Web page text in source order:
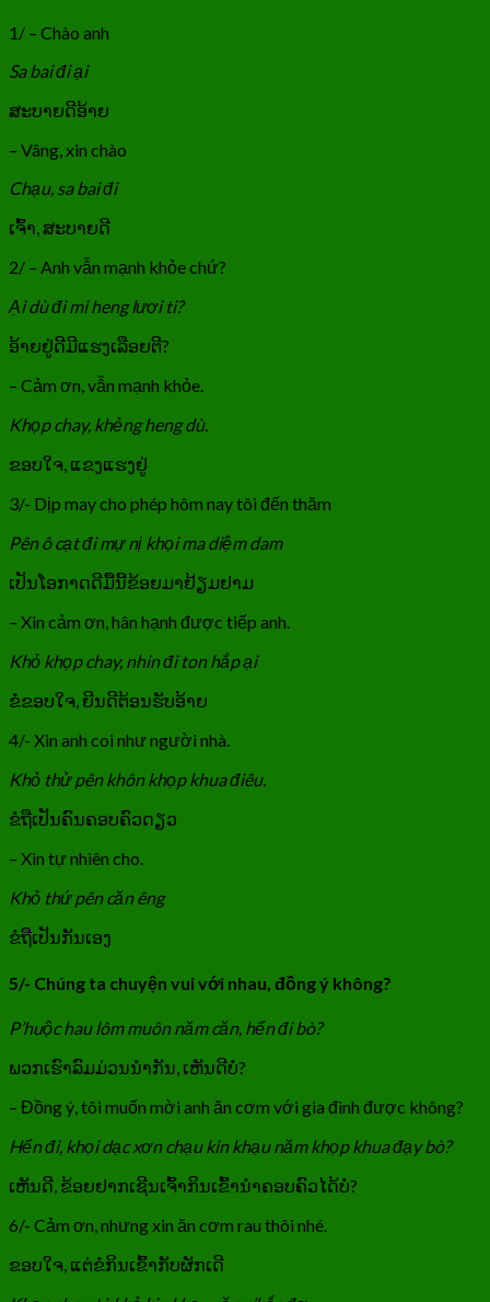
1/ – Chào anh
Sa bai đi ại
ສະບາຍດີອ້າຍ
– Vâng, xin chào
Chạu, sa bai đi
ເຈົ້າ, ສະບາຍດີ
2/ – Anh vẫn mạnh khỏe chứ?
Ại dù đi mi heng lươi ti?
ອ້າຍຢູ່ດີມີແຮງເລືອຍຕີ?
– Cảm ơn, vẫn mạnh khỏe.
Khọp chay, khẻng heng dù.
ຂອບໃຈ, ແຂງແຮງຢູ່
3/- Dịp may cho phép hôm nay tôi đến thăm
Pên ô cạt đi mự nị khọi ma diệm dam
ເປັນໂອກາດດີມື້ນີ້ຂ້ອຍມາຢ້ຽມຢາມ
– Xin cảm ơn, hân hạnh được tiếp anh.
Khỏ khọp chay, nhin đi ton hắp ại
ຂໍຂອບໃຈ, ຍີນດີຕ້ອນຮັບອ້າຍ
4/- Xin anh coi như người nhà.
Khỏ thử pên khôn khọp khua điêu.
ຂໍຖືເປັນຄົນຄອບຄົວດຽວ
– Xin tự nhiên cho.
Khỏ thứ pên căn êng
ຂໍຖືເປັນກັນເອງ
5/- Chúng ta chuyện vui với nhau, đồng ý không?
P’huộc hau lôm muôn năm căn, hển đi bò?
ພວກເຮົາລົມມ່ວນນຳກັນ, ເຫັນດີບໍ່?
– Đồng ý, tôi muốn mời anh ăn cơm với gia đình được không?
Hển đi, khọi dạc xơn chạu kin khạu năm khọp khua đạy bò?
ເຫັນດີ, ຂ້ອຍຢາກເຊີນເຈົ້າກິນເຂົ້ານຳຄອບຄົວໄດ້ບໍ່?
6/- Cảm ơn, nhưng xin ăn cơm rau thôi nhé.
ຂອບໃຈ, ແຕ່ຂໍກິນເຂົ້າກັບຜັກເດີ